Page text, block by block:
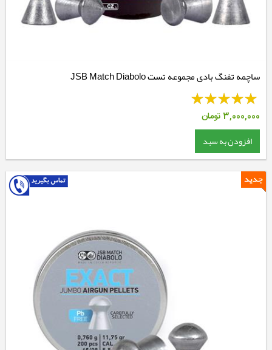
ساچمه تفنگ بادی مجموعه تست JSB Match Diabolo
3,000,000تومان
افزودن به سبد